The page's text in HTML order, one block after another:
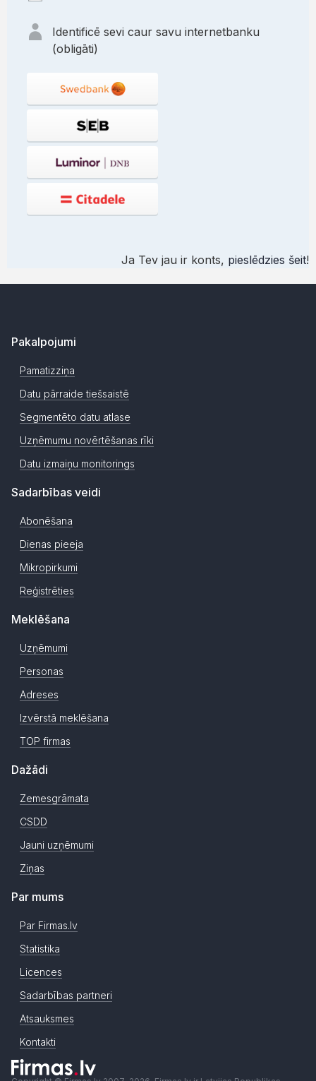
Identificē sevi caur savu internetbanku
(obligāti)
Ja Tev jau ir konts, pieslēdzies šeit!
Pakalpojumi
Pamatizziņa
Datu pārraide tiešsaistē
Segmentēto datu atlase
Uzņēmumu novērtēšanas rīki
Datu izmaiņu monitorings
Sadarbības veidi
Abonēšana
Dienas pieeja
Mikropirkumi
Reģistrēties
Meklēšana
Uzņēmumi
Personas
Adreses
Izvērstā meklēšana
TOP firmas
Dažādi
Zemesgrāmata
CSDD
Jauni uzņēmumi
Ziņas
Par mums
Par Firmas.lv
Statistika
Licences
Sadarbības partneri
Atsauksmes
Kontakti